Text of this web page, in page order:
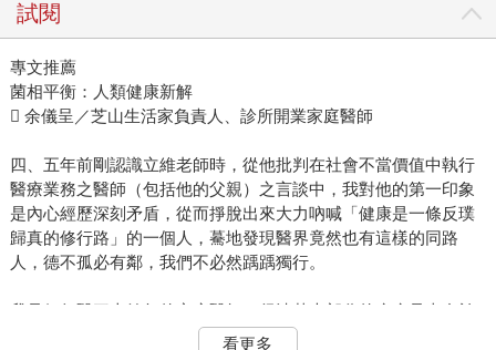
試閱
專文推薦
菌相平衡：人類健康新解
 余儀呈／芝山生活家負責人、診所開業家庭醫師
四、五年前剛認識立維老師時，從他批判在社會不當價值中執行
醫療業務之醫師（包括他的父親）之言談中，我對他的第一印象
是內心經歷深刻矛盾，從而掙脫出來大力吶喊「健康是一條反璞
歸真的修行路」的一個人，驀地發現醫界竟然也有這樣的同路
人，德不孤必有鄰，我們不必然踽踽獨行。
我是個行醫三十餘年的家庭醫師，很清楚大部分的疾病是來自於
生活習慣與環境，只要能修正致病的因子，減少工作壓力、增加
看更多